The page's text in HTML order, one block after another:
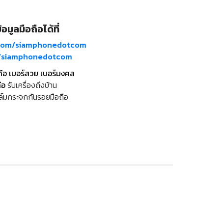
มูลมือถือได้ที่
siamphonedotcom
เบอร์สวย เบอร์มงคล
รับเครื่องถึงบ้าน
กระจกกันรอยมือถือ